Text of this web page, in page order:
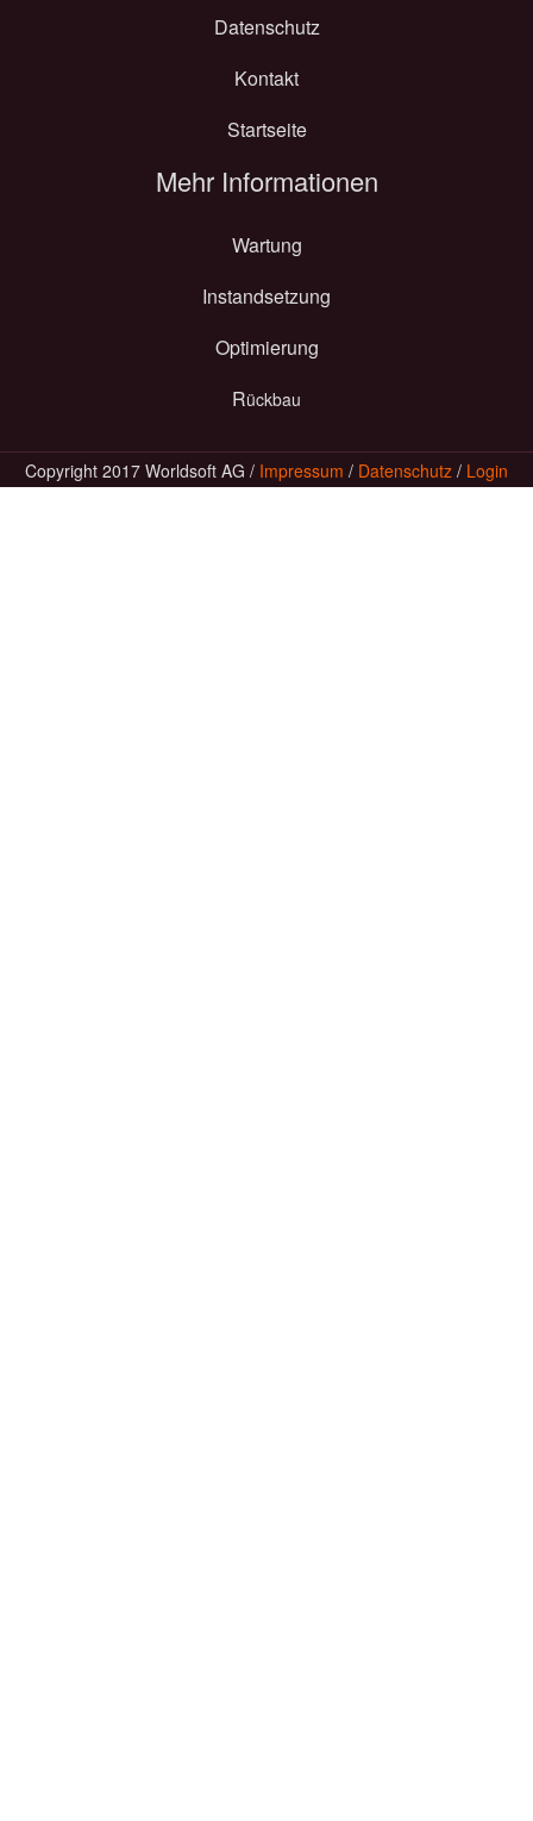
Datenschutz
Kontakt
Startseite
Mehr Informationen
Wartung
Instandsetzung
Optimierung
Rückbau
Copyright 2017 Worldsoft AG / Impressum / Datenschutz / Login